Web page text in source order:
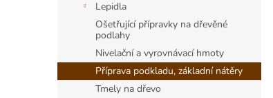
Lepidla
Ošetřující přípravky na dřevěné
podlahy
Nivelační a vyrovnávací hmoty
Příprava podkladu, základní nátěry
Tmely na dřevo